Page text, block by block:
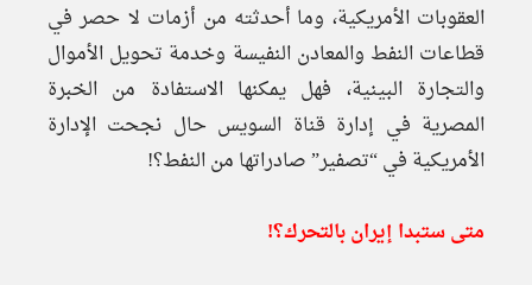
العقوبات الأمريكية، وما أحدثته من أزمات لا حصر في
قطاعات النفط والمعادن النفيسة وخدمة تحويل الأموال
والتجارة البينية، فهل يمكنها الاستفادة من الخبرة
المصرية في إدارة قناة السويس حال نجحت الإدارة
الأمريكية في “تصفير” صادراتها من النفط؟!
متى ستبدا إيران بالتحرك؟!